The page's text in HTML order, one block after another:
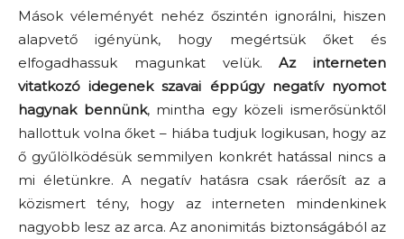
Mások véleményét nehéz őszintén ignorálni, hiszen
alapvető igényünk, hogy megértsük őket és
elfogadhassuk magunkat velük.Az
interneten
vitatkozó idegenek szavai éppúgy negatív nyomot
hagynak bennünk, mintha egy közeli ismerősünktől
hallottuk volna őket – hiába tudjuk logikusan, hogy az
ő gyűlölködésük semmilyen konkrét hatással nincs a
mi életünkre. A negatív hatásra csak ráerősít az a
közismert tény, hogy az interneten mindenkinek
nagyobb lesz az arca. Az anonimitás biztonságából az